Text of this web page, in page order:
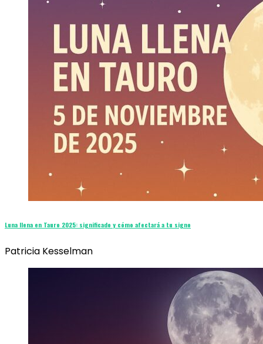
Luna llena en Tauro 2025: significado y cómo afectará a tu signo
Patricia Kesselman